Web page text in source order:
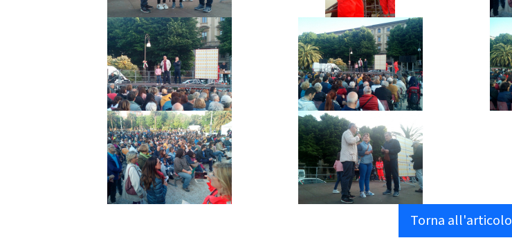
Torna all'articolo